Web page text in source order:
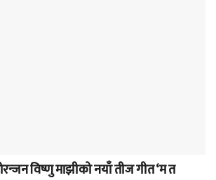
विष्णु माझीको नयाँ तीज गीत ‘म त